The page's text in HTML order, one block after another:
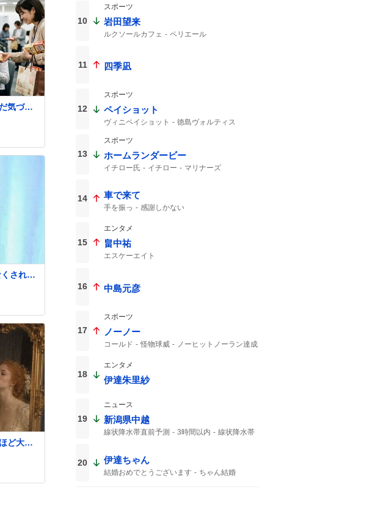
気づい
。
クス
ど大量
れてい
と同じ
容習慣
10
スポーツ
岩田望来
ルクソールカフェ
ペリエール
11 四季凪
12
スポーツ
ペイショット
ヴィニペイショット
徳島ヴォルティス
ヴォルティス
コンサドーレ札幌
ヴィニ
シュート
13
スポーツ
ホームランダービー
イチロー氏 イチロー
マリナーズ
14 車で来て
手を振っ 感謝しかない
15
エンタメ
畠中祐
エスケーエイト
16 中島元彦
17
スポーツ
ノーノー
コールド 怪物球威 ノーヒットノーラン達成
18
エンタメ
伊達朱里紗
19
ニュース
新潟県中越
線状降水帯直前予測 3時間以内
線状降水帯
20 伊達ちゃん
結婚おめでとうございます
ちゃん結婚